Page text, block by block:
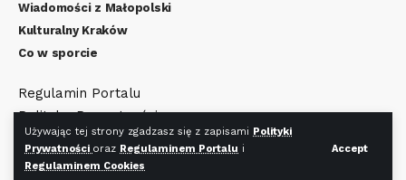
Używając tej strony zgadzasz się z zapisami Polityki
Prywatności oraz Regulaminem Portalu i
Regulaminem Cookies
Accept
Wiadomości z Małopolski
Kulturalny Kraków
Co w sporcie
Regulamin Portalu
Polityka Prywatności
Regulamin Cookies